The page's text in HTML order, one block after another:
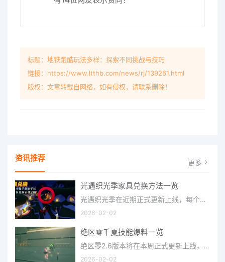
标题：地铁跑酷玩法多样：探索不同挑战与技巧
链接：https://www.ltthb.com/news/rj/139261.html
版权：文章转载自网络，如有侵权，请联系删除！
资讯推荐 更多
光遇织光季家具兑换方法一览
光遇织光季在近期正式更新上线，每个季节都有着许多全新内容和资讯可以让你来体验，不少刚体验的小伙伴想要知道
2026-02-02
绝区零千夏技能爆料一览
绝区零2.6版本将在本周正式更新上线，上周的前瞻直播官方给玩家们带来关于最新版本的卡池信息和相关活动内容，
2026-02-02